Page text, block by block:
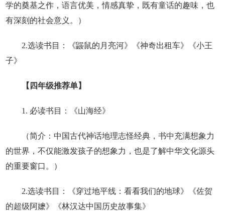
学的奠基之作，语言优美，情感真挚，既有童话的趣味，也
有深刻的社会意义。）
2.选读书目：《鼹鼠的月亮河》《神奇出租车》《小王
子》
【四年级推荐单】
1. 必读书目：《山海经》
（简介：中国古代神话地理志怪经典，书中充满想象力
的世界，不仅能激发孩子的想象力，也是了解中华文化源头
的重要窗口。）
2.选读书目：《穿过地平线：看看我们的地球》《佐贺
的超级阿嬷》《林汉达中国历史故事集》